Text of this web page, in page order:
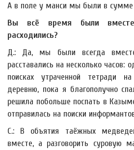
А в поле у манси мы были в сумме
Вы всё время были
расходились?
Д.: Да, мы были всегда
расставались на несколько часов:
поисках утраченной тетради
деревню, пока я благополучно
решила побольше поспать в
отправилась на поиски
С.: В объятия таёжных
вместе, а разговорить суровую